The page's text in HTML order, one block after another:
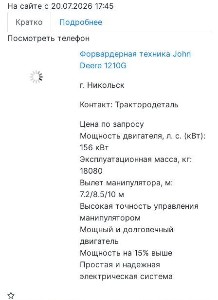
На сайте с 20.07.2026 17:45
Кратко
Подробнее
Посмотреть телефон
Форвардерная техника John
Deere 1210G
г. Никольск
Контакт: Трактородеталь
Цена по запросу
Мощность двигателя, л. с. (кВт):
156 кВт
Эксплуатационная масса, кг:
18080
Вылет манипулятора, м:
7.2/8.5/10 м
Высокая точность управления
манипулятором
Мощный и долговечный
двигатель
Мощность на 15% выше
Простая и надежная
электрическая система